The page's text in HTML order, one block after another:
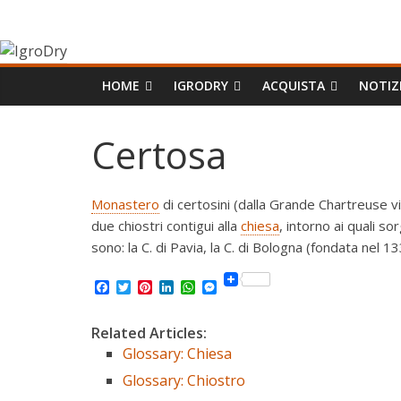
contenuto
per
muri
attualmente
in
commercio
HOME IGRODRY ACQUISTA
Certosa
Monastero di certosini (dalla Grande Chartreuse
due chiostri contigui alla chiesa, intorno ai quali
sono: la C. di Pavia, la C. di Bologna (fondata nel
e
b
o
k
T
t
t
e
r
P
t
e
r
e
s
L
k
e
d
I
n
W
t
s
A
p
p
M
n
g
e
Related Articles:
Glossary: Chiesa
Glossary: Chiostro